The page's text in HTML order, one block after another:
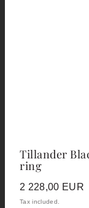
Tillander
ring
Regular
price
2 228,00 EUR
Tax included.